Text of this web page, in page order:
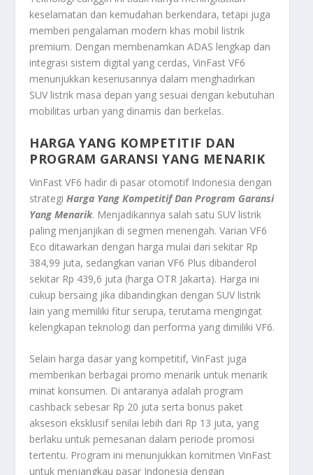
keselamatan dan kemudahan berkendara, tetapi juga
memberi pengalaman modern khas mobil listrik
premium. Dengan membenamkan ADAS lengkap dan
integrasi sistem digital yang cerdas, VinFast VF6
menunjukkan keseriusannya dalam menghadirkan
SUV listrik masa depan yang sesuai dengan kebutuhan
mobilitas urban yang dinamis dan berkelas.
HARGA YANG KOMPETITIF DAN
PROGRAM GARANSI YANG MENARIK
VinFast VF6 hadir di pasar otomotif Indonesia dengan
strategiHarga Yang Kompetitif Dan Program Garansi
Yang Menarik. Menjadikannya salah satu SUV listrik
paling menjanjikan di segmen menengah. Varian VF6
Eco ditawarkan dengan harga mulai dari sekitar Rp
384,99 juta, sedangkan varian VF6 Plus dibanderol
sekitar Rp 439,6 juta (harga OTR Jakarta). Harga ini
cukup bersaing jika dibandingkan dengan SUV listrik
lain yang memiliki fitur serupa, terutama mengingat
kelengkapan teknologi dan performa yang dimiliki VF6.
Selain harga dasar yang kompetitif, VinFast juga
memberikan berbagai promo menarik untuk menarik
minat konsumen. Di antaranya adalah program
cashback sebesar Rp 20 juta serta bonus paket
aksesori eksklusif senilai lebih dari Rp 13 juta, yang
berlaku untuk pemesanan dalam periode promosi
tertentu. Program ini menunjukkan komitmen VinFast
untuk menjangkau pasar Indonesia dengan